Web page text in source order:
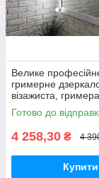
Велике
гримерне
візажиста,
підсвіткою з
см, в рамі МДФ
Готово до
4 258,30 ₴ 4
Купити